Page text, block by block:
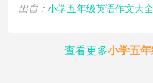
出自：小学五年级英语作文大全
查看更多小学五